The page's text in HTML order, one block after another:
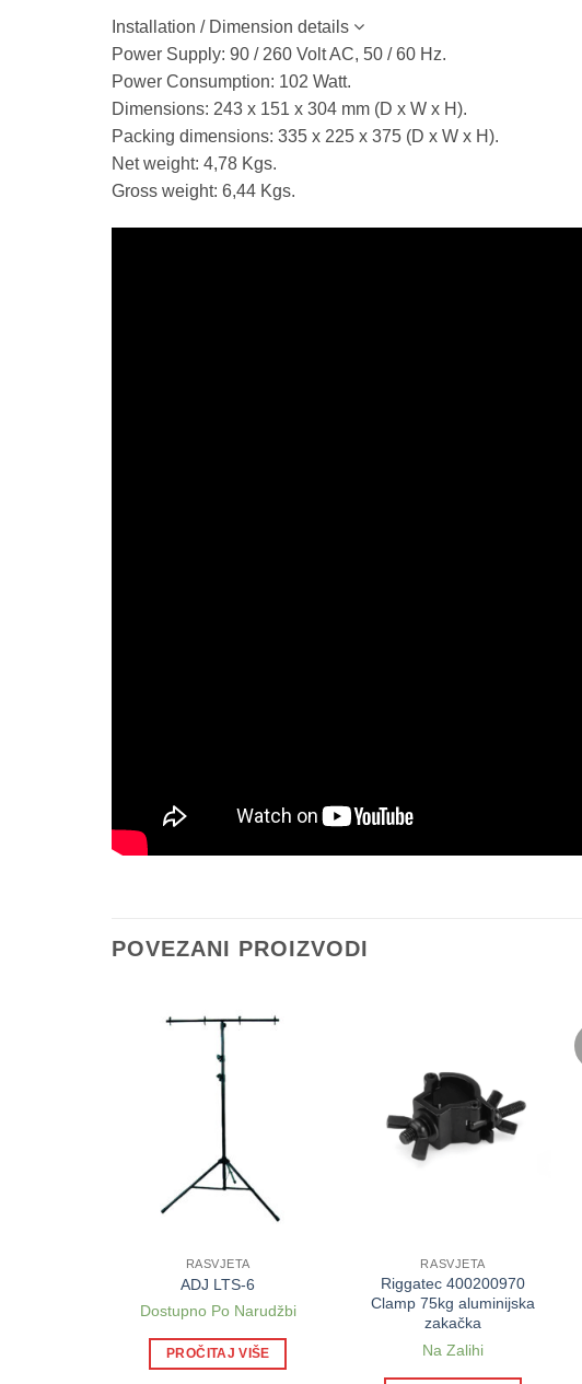
Installation / Dimension details
Power Supply: 90 / 260 Volt AC, 50 / 60 Hz.
Power Consumption: 102 Watt.
Dimensions: 243 x 151 x 304 mm (D x W x H).
Packing dimensions: 335 x 225 x 375 (D x W x H).
Net weight: 4,78 Kgs.
Gross weight: 6,44 Kgs.
POVEZANI PROIZVODI
RASVJETA
ADJ LTS-6
Dostupno Po Narudžbi
PROČITAJ VIŠE
RASVJETA
Riggatec 400200970
Clamp 75kg aluminijska
zakačka
Na Zalihi